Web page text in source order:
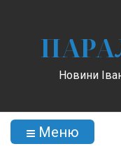
Новини
Меню